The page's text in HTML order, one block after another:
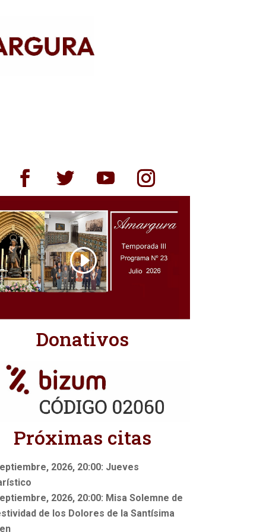
Donativos
Próximas citas
2026, 20:00: Jueves
2026, 20:00: Misa Solemne de
de los Dolores de la Santísima